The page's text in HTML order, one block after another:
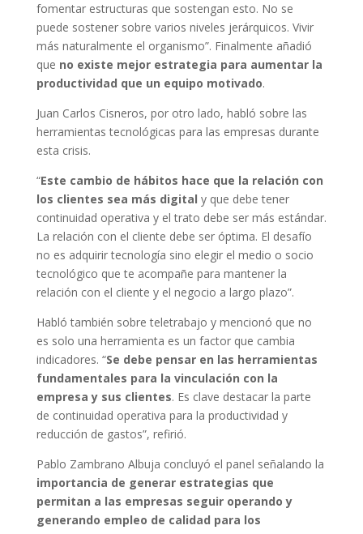
fomentar estructuras que sostengan esto. No se
puede sostener sobre varios niveles jerárquicos. Vivir
más naturalmente el organismo”. Finalmente añadió
que no existe mejor estrategia para aumentar la
productividad que un equipo motivado.
Juan Carlos Cisneros, por otro lado, habló sobre las
herramientas tecnológicas para las empresas durante
esta crisis.
“Este cambio de hábitos hace que la relación con
los clientes sea más digital y que debe tener
continuidad operativa y el trato debe ser más estándar.
La relación con el cliente debe ser óptima. El desafío
no es adquirir tecnología sino elegir el medio o socio
tecnológico que te acompañe para mantener la
relación con el cliente y el negocio a largo plazo”.
Habló también sobre teletrabajo y mencionó que no
es solo una herramienta es un factor que cambia
indicadores. “Se debe pensar en las herramientas
fundamentales para la vinculación con la
empresa y sus clientes. Es clave destacar la parte
de continuidad operativa para la productividad y
reducción de gastos”, refirió.
Pablo Zambrano Albuja concluyó el panel señalando la
importancia de generar estrategias que
permitan a las empresas seguir operando y
generando empleo de calidad para los